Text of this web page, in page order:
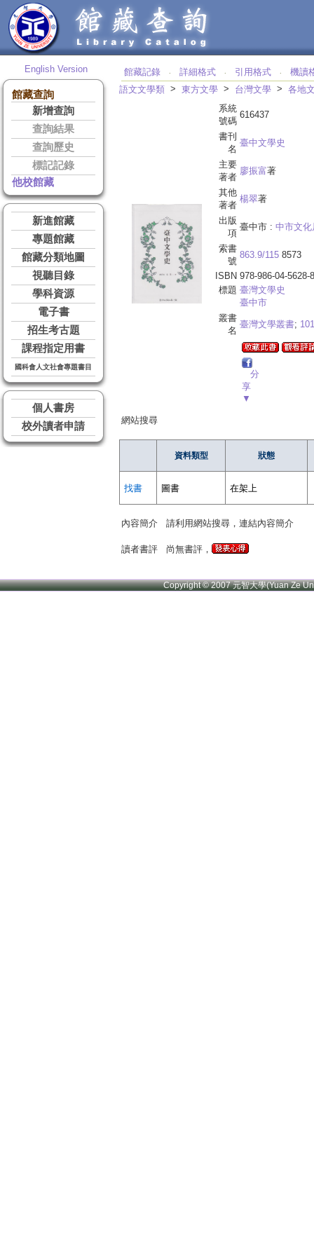
English Version
館藏查詢
新增查詢
查詢結果
查詢歷史
標記記錄
他校館藏
新進館藏
專題館藏
館藏分類地圖
視聽目錄
學科資源
電子書
招生考古題
課程指定用書
國科會人文社會專題書目
個人書房
校外讀者申請
館藏記錄 ‧ 詳細格式 ‧ 引用格式 ‧
機讀
語文文學類 > 東方文學 > 台灣文學 > 各地
系統
號碼
616437
書刊
名
臺中文學史
主要
著者
廖振富著
其他
著者
楊翠著
出版
項
臺中市 : 中市文化
索書
號
863.9/115 8573
ISBN 978-986-04-5628-8
標題 臺灣文學史
臺中市
叢書
名
臺灣文學叢書; 101
分
享
▼
網站搜尋
資料類型 狀態
找書 圖書 在架上
內容簡介 請利用網站搜尋，連結內容簡介
讀者書評 尚無書評，
Copyright © 2007 元智大學(Yuan Ze